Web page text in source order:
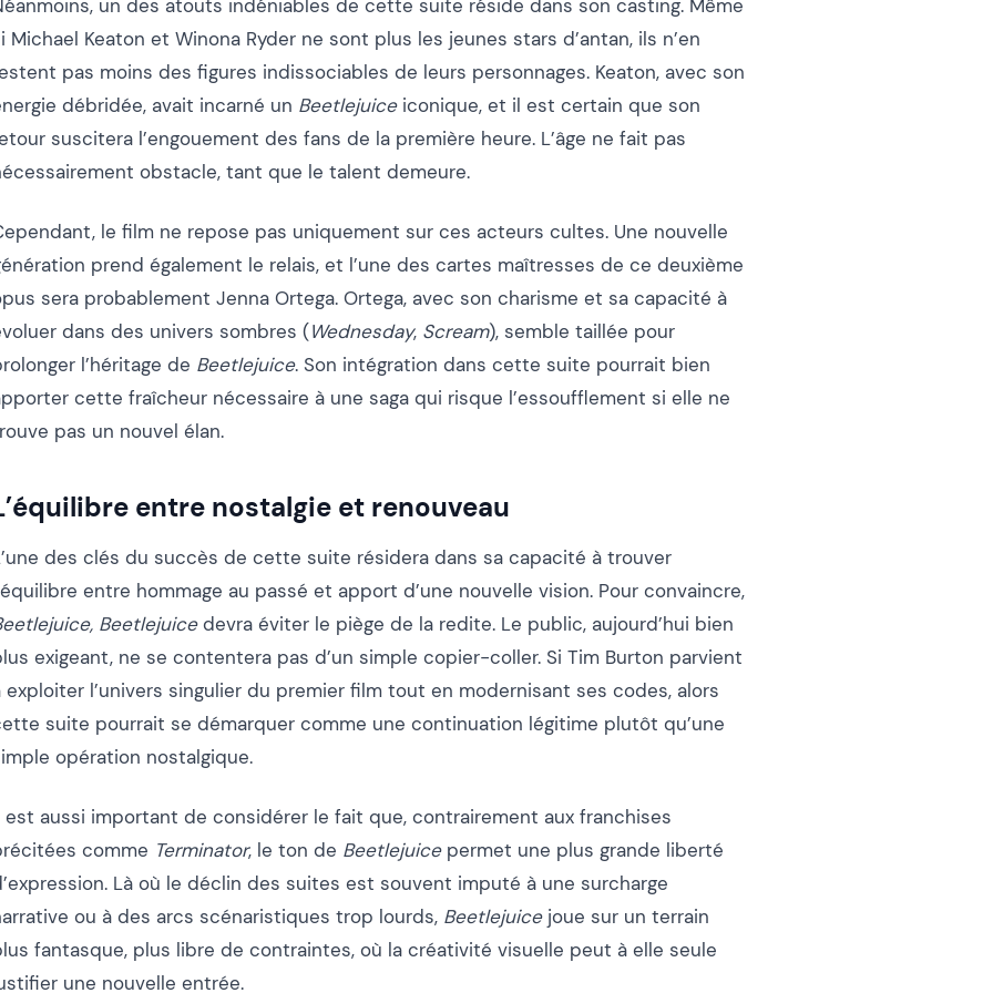
un des atouts indéniables de cette suite réside dans son casting. Même
Michael Keaton et Winona Ryder ne sont plus les jeunes stars d’antan, ils n’en
pas moins des figures indissociables de leurs personnages. Keaton, avec son
débridée, avait incarné un Beetlejuiceiconique, et il est certain que son
suscitera l’engouement des fans de la première heure. L’âge ne fait pas
obstacle, tant que le talent demeure.
le film ne repose pas uniquement sur ces acteurs cultes. Une nouvelle
prend également le relais, et l’une des cartes maîtresses de ce deuxième
sera probablement Jenna Ortega. Ortega, avec son charisme et sa capacité à
dans des univers sombres (Wednesday, Scream), semble taillée pour
l’héritage de Beetlejuice. Son intégration dans cette suite pourrait bien
cette fraîcheur nécessaire à une saga qui risque l’essoufflement si elle ne
pas un nouvel élan.
entre nostalgie et renouveau
des clés du succès de cette suite résidera dans sa capacité à trouver
entre hommage au passé et apport d’une nouvelle vision. Pour convaincre,
Beetlejuicedevra éviter le piège de la redite. Le public, aujourd’hui bien
exigeant, ne se contentera pas d’un simple copier-coller. Si Tim Burton parvient
exploiter l’univers singulier du premier film tout en modernisant ses codes, alors
suite pourrait se démarquer comme une continuation légitime plutôt qu’une
opération nostalgique.
est aussi important de considérer le fait que, contrairement aux franchises
comme Terminator, le ton de Beetlejuicepermet une plus grande liberté
Là où le déclin des suites est souvent imputé à une surcharge
ou à des arcs scénaristiques trop lourds, Beetlejuicejoue sur un terrain
fantasque, plus libre de contraintes, où la créativité visuelle peut à elle seule
une nouvelle entrée.